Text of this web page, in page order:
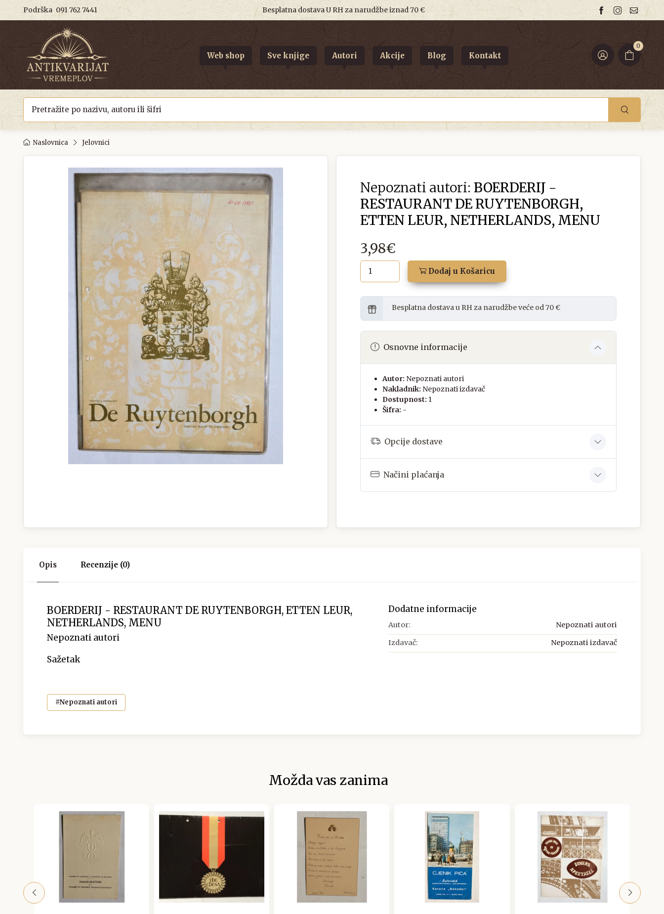
Podrška 091 762 7441 Besplatna dostava U RH za narudžbe iznad 70 €
0
Web shop Sve knjige Autori Akcije Blog Kontakt
Naslovnica Jelovnici
Nepoznati autori: BOERDERIJ -
RESTAURANT DE RUYTENBORGH,
ETTEN LEUR, NETHERLANDS, MENU
3,98€
Dodaj u Košaricu
Besplatna dostava u RH za narudžbe veće od 70 €
Osnovne informacije
Autor: Nepoznati autori
Nakladnik: Nepoznati izdavač
Dostupnost: 1
Šifra: -
Opcije dostave
Načini plaćanja
Opis Recenzije (0)
BOERDERIJ - RESTAURANT DE RUYTENBORGH, ETTEN LEUR,
NETHERLANDS, MENU
Nepoznati autori
Sažetak
#Nepoznati autori
Dodatne informacije
Autor: Nepoznati autori
Izdavač: Nepoznati izdavač
Možda vas zanima